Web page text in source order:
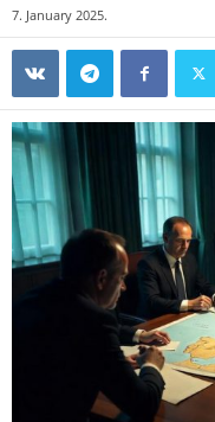
7. January 2025.